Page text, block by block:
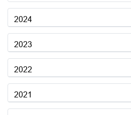
2024
2023
2022
2021